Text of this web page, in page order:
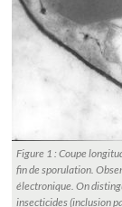
Figure 1 : Coupe
fin de sporulation.
électronique. On
insecticides (inclusion